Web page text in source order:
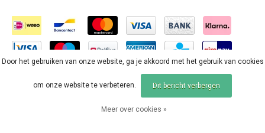
Door het gebruiken van onze website, ga je akkoord met het gebruik van cookies
om onze website te verbeteren. Dit bericht verbergen
Meer over cookies »